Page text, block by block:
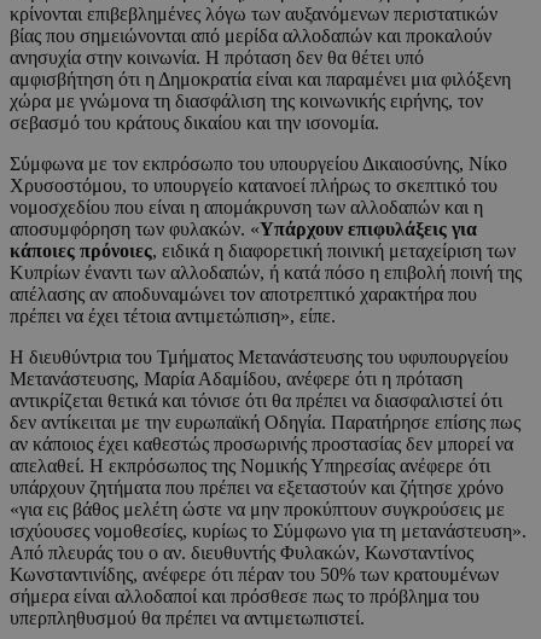
κρίνονται επιβεβλημένες λόγω των αυξανόμενων περιστατικών
βίας που σημειώνονται από μερίδα αλλοδαπών και προκαλούν
ανησυχία στην κοινωνία. Η πρόταση δεν θα θέτει υπό
αμφισβήτηση ότι η Δημοκρατία είναι και παραμένει μια φιλόξενη
χώρα με γνώμονα τη διασφάλιση της κοινωνικής ειρήνης, τον
σεβασμό του κράτους δικαίου και την ισονομία.
Σύμφωνα με τον εκπρόσωπο του υπουργείου Δικαιοσύνης, Νίκο
Χρυσοστόμου, το υπουργείο κατανοεί πλήρως το σκεπτικό του
νομοσχεδίου που είναι η απομάκρυνση των αλλοδαπών και η
αποσυμφόρηση των φυλακών. «Υπάρχουν επιφυλάξεις για
κάποιες πρόνοιες, ειδικά η διαφορετική ποινική μεταχείριση των
Κυπρίων έναντι των αλλοδαπών, ή κατά πόσο η επιβολή ποινή της
απέλασης αν αποδυναμώνει τον αποτρεπτικό χαρακτήρα που
πρέπει να έχει τέτοια αντιμετώπιση», είπε.
Η διευθύντρια του Τμήματος Μετανάστευσης του υφυπουργείου
Μετανάστευσης, Μαρία Αδαμίδου, ανέφερε ότι η πρόταση
αντικρίζεται θετικά και τόνισε ότι θα πρέπει να διασφαλιστεί ότι
δεν αντίκειται με την ευρωπαϊκή Οδηγία. Παρατήρησε επίσης πως
αν κάποιος έχει καθεστώς προσωρινής προστασίας δεν μπορεί να
απελαθεί. Η εκπρόσωπος της Νομικής Υπηρεσίας ανέφερε ότι
υπάρχουν ζητήματα που πρέπει να εξεταστούν και ζήτησε χρόνο
«για εις βάθος μελέτη ώστε να μην προκύπτουν συγκρούσεις με
ισχύουσες νομοθεσίες, κυρίως το Σύμφωνο για τη μετανάστευση».
Από πλευράς του ο αν. διευθυντής Φυλακών, Κωνσταντίνος
Κωνσταντινίδης, ανέφερε ότι πέραν του 50% των κρατουμένων
σήμερα είναι αλλοδαποί και πρόσθεσε πως το πρόβλημα του
υπερπληθυσμού θα πρέπει να αντιμετωπιστεί.